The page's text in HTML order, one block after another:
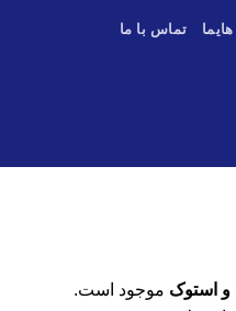
تماس با ما
موجود است.